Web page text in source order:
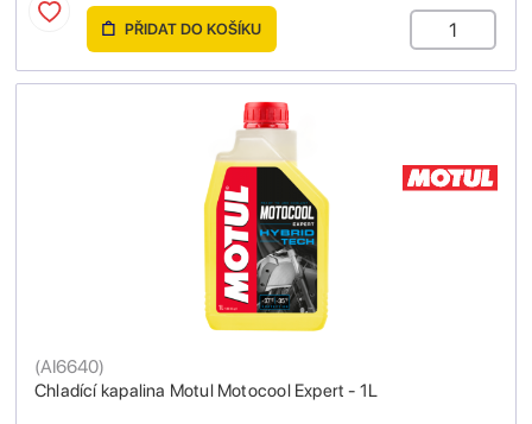
PŘIDAT DO KOŠÍKU
Chladící kapalina Motul Motocool Expert - 1L
(AI6640)